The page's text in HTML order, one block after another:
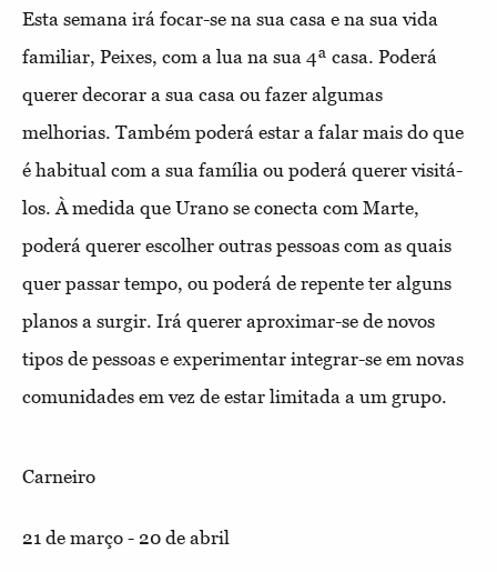
Esta semana irá focar-se na sua casa e na sua vida
familiar, Peixes, com a lua na sua 4ª casa. Poderá
querer decorar a sua casa ou fazer algumas
melhorias. Também poderá estar a falar mais do que
é habitual com a sua família ou poderá querer visitá-
los. À medida que Urano se conecta com Marte,
poderá querer escolher outras pessoas com as quais
quer passar tempo, ou poderá de repente ter alguns
planos a surgir. Irá querer aproximar-se de novos
tipos de pessoas e experimentar integrar-se em novas
comunidades em vez de estar limitada a um grupo.
Carneiro
21 de março - 20 de abril